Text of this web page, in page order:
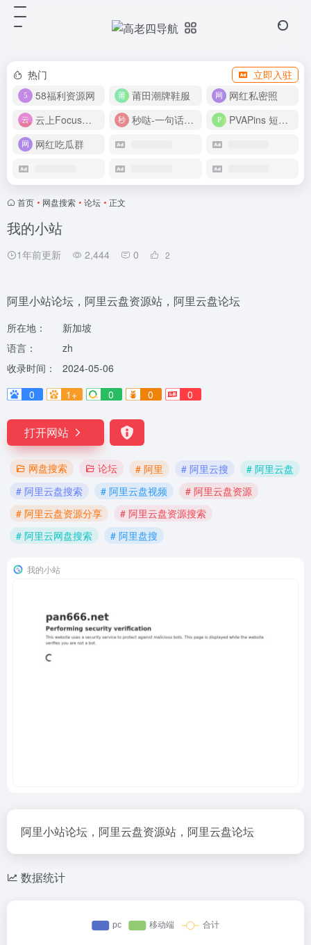
热门
立即入驻
58福利资源网
莆田潮牌鞋服
网红私密照
云上Focus接码平台
秒哒-一句话做应用
PVAPins 短信接码平台
网红吃瓜群
首页 • 网盘搜索 • 论坛 • 正文
我的小站
1年前更新 2,444 0 2
阿里小站论坛，阿里云盘资源站，阿里云盘论坛
所在地：
新加坡
语言：
zh
收录时间：
2024-05-06
0
1+ 0 0 0
打开网站
网盘搜索 论坛 # 阿里 # 阿里云搜
# 阿里云盘
# 阿里云盘搜索
# 阿里云盘视频
# 阿里云盘资源
# 阿里云盘资源分享
# 阿里云盘资源搜索
# 阿里云网盘搜索
# 阿里盘搜
我的小站
阿里小站论坛，阿里云盘资源站，阿里云盘论坛
数据统计